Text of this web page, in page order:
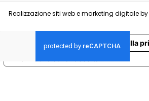
Realizzazione siti web e marketing digitale by
Le tue preferenze relative alla